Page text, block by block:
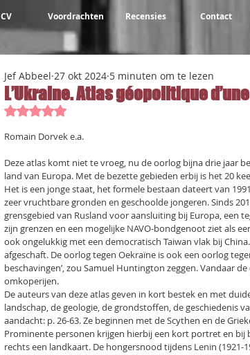
CV Voordrachten Recensies Contact
L’Ukraine. Atlas géopolitique
Jef Abbeel 27 okt 2024 5 minuten om te lezen
Beoordeeld met NaN uit 5 sterren.
Romain Dorvek e.a.
Deze atlas komt niet te vroeg, nu de oorlog bijna drie jaar
land van Europa. Met de bezette gebieden erbij is het 20
Het is een jonge staat, het formele bestaan dateert van
zeer vruchtbare gronden en geschoolde jongeren. Sinds
grensgebied van Rusland voor aansluiting bij Europa, een
zijn grenzen en een mogelijke NAVO-bondgenoot ziet als
ook ongelukkig met een democratisch Taiwan vlak bij
afgeschaft. De oorlog tegen Oekraïne is ook een oorlog
beschavingen’, zou Samuel Huntington zeggen. Vandaar
omkoperijen.
De auteurs van deze atlas geven in kort bestek en met
landschap, de geologie, de grondstoffen, de geschiedenis
aandacht: p. 26-63. Ze beginnen met de Scythen en de
Prominente personen krijgen hierbij een kort portret en bij
rechts een landkaart. De hongersnood tijdens Lenin (1921-